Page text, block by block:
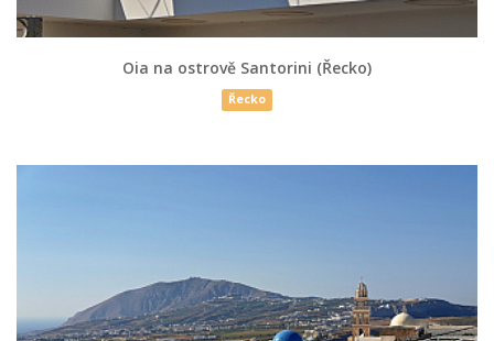
Oia na ostrově Santorini (Řecko)
Řecko